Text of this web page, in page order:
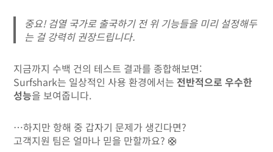
중요! 검열 국가로 출국하기 전 위 기능들을 미리 설정해두
는 걸 강력히 권장드립니다.
지금까지 수백 건의 테스트 결과를 종합해보면:
Surfshark는 일상적인 사용 환경에서는전반적으로 우수한
성능을 보여줍니다.
…하지만 항해 중 갑자기 문제가 생긴다면?
고객지원 팀은 얼마나 믿을 만할까요? 🛟